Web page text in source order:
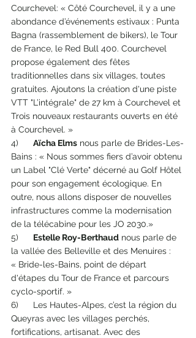
Courchevel: « Côté Courchevel, il y a une
abondance d’événements estivaux : Punta
Bagna (rassemblement de bikers), le Tour
de France, le Red Bull 400. Courchevel
propose également des fêtes
traditionnelles dans six villages, toutes
gratuites. Ajoutons la création d'une piste
VTT "L’intégrale" de 27 km à Courchevel et
Trois nouveaux restaurants ouverts en été
à Courchevel. »
4) Aïcha Elms nous parle de Brides-Les-
Bains : « Nous sommes fiers d’avoir obtenu
un Label "Clé Verte" décerné au Golf Hôtel
pour son engagement écologique. En
outre, nous allons disposer de nouvelles
infrastructures comme la modernisation
de la télécabine pour les JO 2030.»
5) Estelle Roy-Berthaud nous parle de
la vallée des Belleville et des Menuires :
« Bride-les-Bains, point de départ
d'étapes du Tour de France et parcours
cyclo-sportif. »
6)      Les Hautes-Alpes, c’est la région du
Queyras avec les villages perchés,
fortifications, artisanat. Avec des